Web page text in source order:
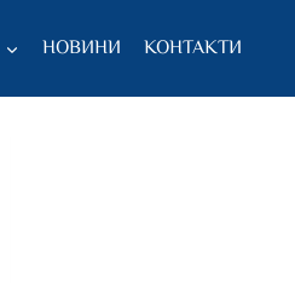
НОВИНИ КОНТАКТИ